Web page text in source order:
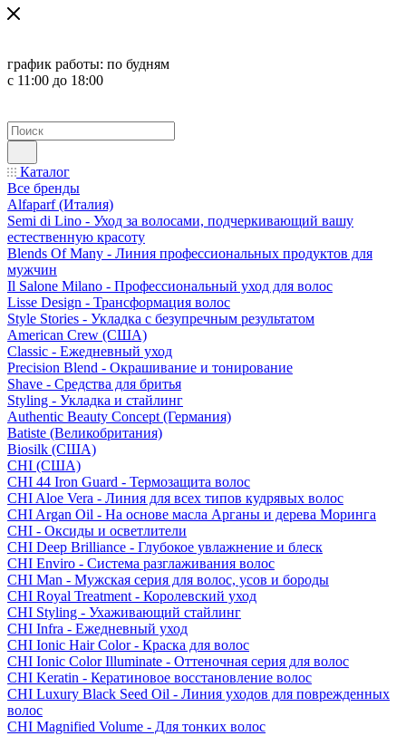
график работы: по будням
с 11:00 до 18:00
Каталог
Все бренды
Alfaparf (Италия)
Semi di Lino - Уход за волосами, подчеркивающий вашу
естественную красоту
Blends Of Many - Линия профессиональных продуктов для
мужчин
Il Salone Milano - Профессиональный уход для волос
Lisse Design - Трансформация волос
Style Stories - Укладка с безупречным результатом
American Crew (США)
Classic - Ежедневный уход
Precision Blend - Окрашивание и тонирование
Shave - Средства для бритья
Styling - Укладка и стайлинг
Authentic Beauty Concept (Германия)
Batiste (Великобритания)
Biosilk (США)
CHI (США)
CHI 44 Iron Guard - Термозащита волос
CHI Aloe Vera - Линия для всех типов кудрявых волос
CHI Argan Oil - На основе масла Арганы и дерева Моринга
CHI - Оксиды и осветлители
CHI Deep Brilliance - Глубокое увлажнение и блеск
CHI Enviro - Система разглаживания волос
CHI Man - Мужская серия для волос, усов и бороды
CHI Royal Treatment - Королевский уход
CHI Styling - Ухаживающий стайлинг
CHI Infra - Ежедневный уход
CHI Ionic Hair Color - Краска для волос
CHI Ionic Color Illuminate - Оттеночная серия для волос
CHI Keratin - Кератиновое восстановление волос
CHI Luxury Black Seed Oil - Линия уходов для поврежденных
волос
CHI Magnified Volume - Для тонких волос